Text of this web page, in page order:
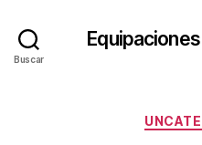
Buscar